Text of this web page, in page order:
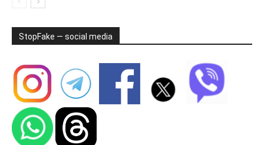
StopFake — social media